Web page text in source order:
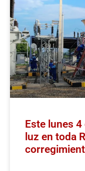
Este lunes
luz en toda